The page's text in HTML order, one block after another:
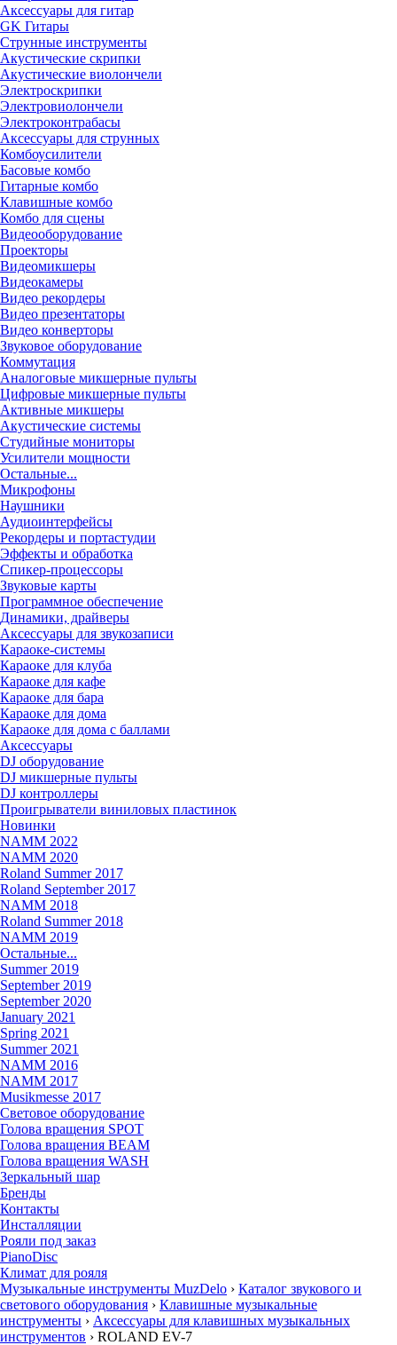
Аксессуары для гитар
GK Гитары
Струнные инструменты
Акустические скрипки
Акустические виолончели
Электроскрипки
Электровиолончели
Электроконтрабасы
Аксессуары для струнных
Комбоусилители
Басовые комбо
Гитарные комбо
Клавишные комбо
Комбо для сцены
Видеооборудование
Проекторы
Видеомикшеры
Видеокамеры
Видео рекордеры
Видео презентаторы
Видео конверторы
Звуковое оборудование
Коммутация
Аналоговые микшерные пульты
Цифровые микшерные пульты
Активные микшеры
Акустические системы
Студийные мониторы
Усилители мощности
Остальные...
Микрофоны
Наушники
Аудиоинтерфейсы
Рекордеры и портастудии
Эффекты и обработка
Спикер-процессоры
Звуковые карты
Программное обеспечение
Динамики, драйверы
Аксессуары для звукозаписи
Караоке-системы
Караоке для клуба
Караоке для кафе
Караоке для бара
Караоке для дома
Караоке для дома с баллами
Аксессуары
DJ оборудование
DJ микшерные пульты
DJ контроллеры
Проигрыватели виниловых пластинок
Новинки
NAMM 2022
NAMM 2020
Roland Summer 2017
Roland September 2017
NAMM 2018
Roland Summer 2018
NAMM 2019
Остальные...
Summer 2019
September 2019
September 2020
January 2021
Spring 2021
Summer 2021
NAMM 2016
NAMM 2017
Musikmesse 2017
Световое оборудование
Голова вращения SPOT
Голова вращения BEAM
Голова вращения WASH
Зеркальный шар
Бренды
Контакты
Инсталляции
Рояли под заказ
PianoDisc
Климат для рояля
Музыкальные инструменты MuzDelo › Каталог звукового и
светового оборудования › Клавишные музыкальные
инструменты › Аксессуары для клавишных музыкальных
инструментов › ROLAND EV-7